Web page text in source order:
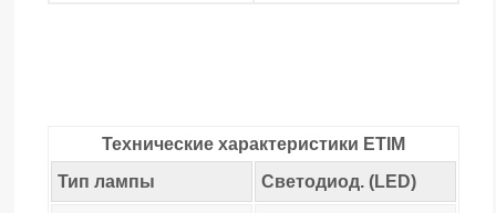
Технические характеристики ETIM
Тип лампы
Светодиод. (LED)